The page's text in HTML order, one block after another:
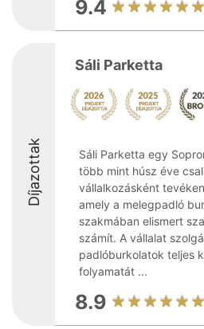
9.4
Díjazottak
Sáli Parketta
Sáli Parketta egy
több mint húsz éve
vállalkozásként
amely a melegpadló
szakmában elismert
számít. A vállalat
padlóburkolatok teljes
folyamatát ...
8.9